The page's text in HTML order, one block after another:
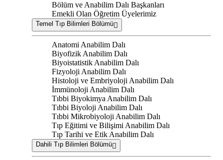
Bölüm ve Anabilim Dalı Başkanları
Emekli Olan Öğretim Üyelerimiz
Temel Tıp Bilimleri Bölümü
Anatomi Anabilim Dalı
Biyofizik Anabilim Dalı
Biyoistatistik Anabilim Dalı
Fizyoloji Anabilim Dalı
Histoloji ve Embriyoloji Anabilim Dalı
İmmünoloji Anabilim Dalı
Tıbbi Biyokimya Anabilim Dalı
Tıbbi Biyoloji Anabilim Dalı
Tıbbi Mikrobiyoloji Anabilim Dalı
Tıp Eğitimi ve Bilişimi Anabilim Dalı
Tıp Tarihi ve Etik Anabilim Dalı
Dahili Tıp Bilimleri Bölümü